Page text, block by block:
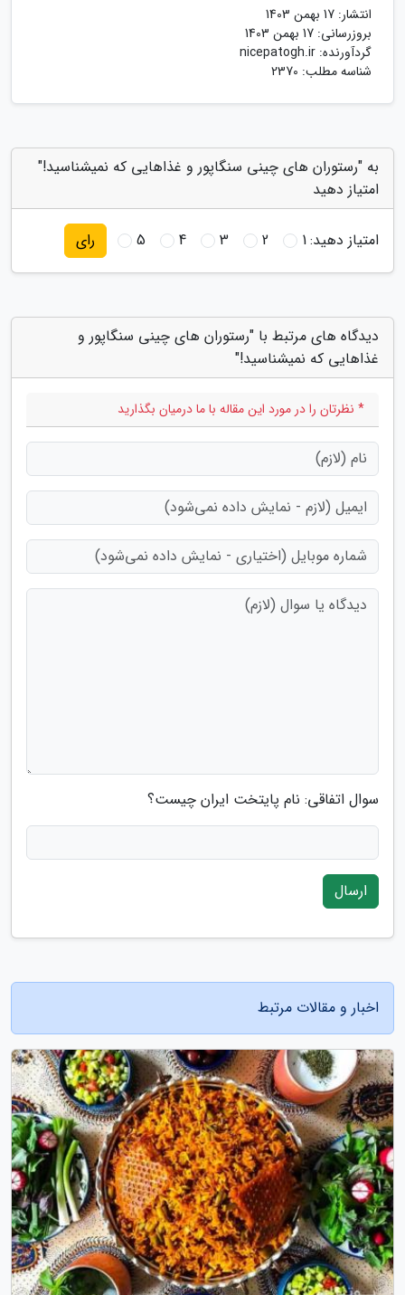
انتشار: 17 بهمن 1403
بروزرسانی: 17 بهمن 1403
گردآورنده: nicepatogh.ir
شناسه مطلب: 2370
به "رستوران های چینی سنگاپور و غذاهایی که نمیشناسید!"
امتیاز دهید
امتیاز دهید:1
2
3
4
5 رای
دیدگاه های مرتبط با "رستوران های چینی سنگاپور و
غذاهایی که نمیشناسید!"
* نظرتان را در مورد این مقاله با ما درمیان بگذارید
سوال اتفاقی: نام پایتخت ایران چیست؟
ارسال
اخبار و مقالات مرتبط